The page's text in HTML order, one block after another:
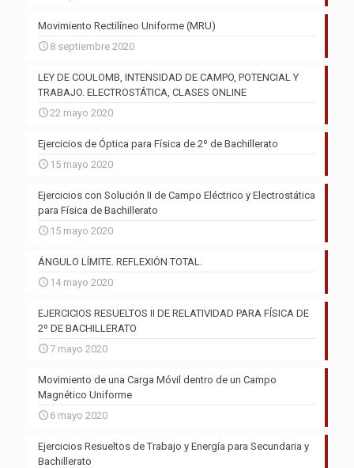
Movimiento Rectilíneo Uniforme (MRU)
8 septiembre 2020
LEY DE COULOMB, INTENSIDAD DE CAMPO, POTENCIAL Y
TRABAJO. ELECTROSTÁTICA, CLASES ONLINE
22 mayo 2020
Ejercicios de Óptica para Física de 2º de Bachillerato
15 mayo 2020
Ejercicios con Solución II de Campo Eléctrico y Electrostática
para Física de Bachillerato
15 mayo 2020
ÁNGULO LÍMITE. REFLEXIÓN TOTAL.
14 mayo 2020
EJERCICIOS RESUELTOS II DE RELATIVIDAD PARA FÍSICA DE
2º DE BACHILLERATO
7 mayo 2020
Movimiento de una Carga Móvil dentro de un Campo
Magnético Uniforme
6 mayo 2020
Ejercicios Resueltos de Trabajo y Energía para Secundaria y
Bachillerato